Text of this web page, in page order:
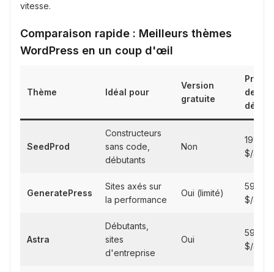
vitesse.
Comparaison rapide : Meilleurs thèmes
WordPress en un coup d'œil
Thème Idéal pour
Version
gratuite
Prix
de
départ
SeedProd
Constructeurs
sans code,
débutants
Non
199
$/an
GeneratePress
Sites axés sur
la performance
Oui (limité)
59
$/an
Astra
Débutants,
sites
d'entreprise
Oui
59
$/an